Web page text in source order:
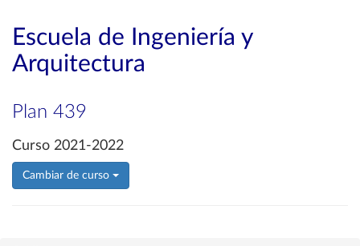
Escuela de Ingeniería y
Arquitectura
Plan 439
Curso 2021-2022
Cambiar de curso